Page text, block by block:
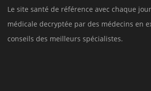
Le site santé de référence avec chaque
médicale decryptée par des médecins en
conseils des meilleurs spécialistes.